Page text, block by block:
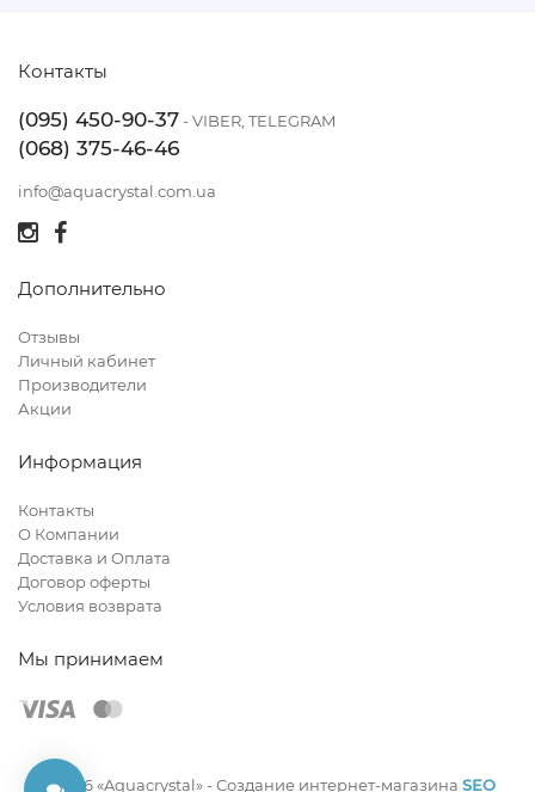
Контакты
(095) 450-90-37- VIBER, TELEGRAM
(068) 375-46-46
info@aquacrystal.com.ua
Дополнительно
Отзывы
Личный кабинет
Производители
Акции
Информация
Контакты
О Компании
Доставка и Оплата
Договор оферты
Условия возврата
Мы принимаем
© 2026 «Aquacrystal» -Создание интернет-магазина SEO